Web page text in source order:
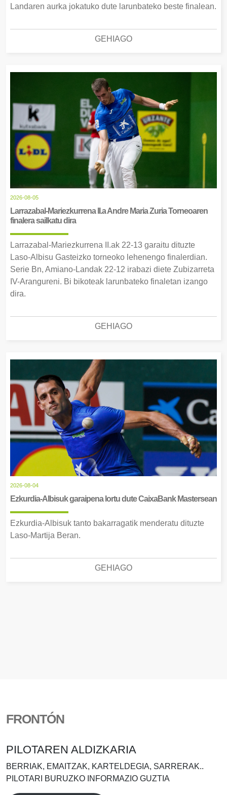
Landaren aurka jokatuko dute larunbateko beste finalean.
GEHIAGO
2026-08-05
Larrazabal-Mariezkurrena II.a Andre Maria Zuria Torneoaren
finalera sailkatu dira
Larrazabal-Mariezkurrena II.ak 22-13 garaitu dituzte
Laso-Albisu Gasteizko torneoko lehenengo finalerdian.
Serie Bn, Amiano-Landak 22-12 irabazi diete Zubizarreta
IV-Arangureni. Bi bikoteak larunbateko finaletan izango
dira.
GEHIAGO
2026-08-04
Ezkurdia-Albisuk garaipena lortu dute CaixaBank Mastersean
Ezkurdia-Albisuk tanto bakarragatik menderatu dituzte
Laso-Martija Beran.
GEHIAGO
FRONTÓN
PILOTAREN ALDIZKARIA
BERRIAK, EMAITZAK, KARTELDEGIA, SARRERAK..
PILOTARI BURUZKO INFORMAZIO GUZTIA